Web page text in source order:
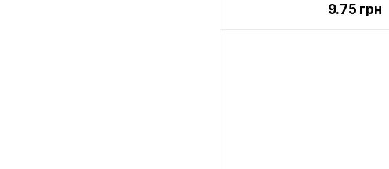
9.75 грн